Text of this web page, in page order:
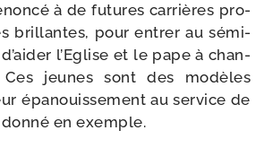
à de futures car­rières pro­
brillantes, pour entrer au sémi­
l’Eglise et le pape à chan­
jeunes sont des modèles
épa­nouis­se­ment au ser­vice de
en exemple.